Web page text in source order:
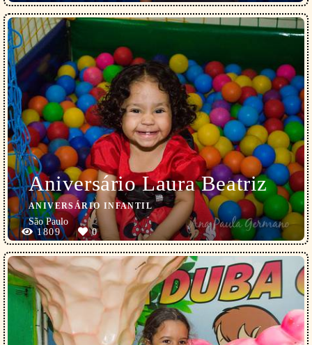
Aniversário Laura Beatriz
ANIVERSÁRIO INFANTIL
São Paulo
1809
0